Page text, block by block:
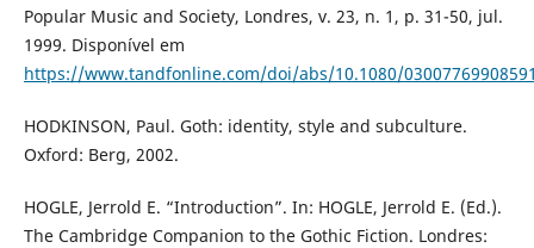
Popular Music and Society, Londres, v. 23, n. 1, p. 31-50, jul.
1999. Disponível em
https://www.tandfonline.com/doi/abs/10.1080/
HODKINSON, Paul. Goth: identity, style and subculture.
Oxford: Berg, 2002.
HOGLE, Jerrold E. “Introduction”. In: HOGLE, Jerrold E. (Ed.).
The Cambridge Companion to the Gothic Fiction. Londres: